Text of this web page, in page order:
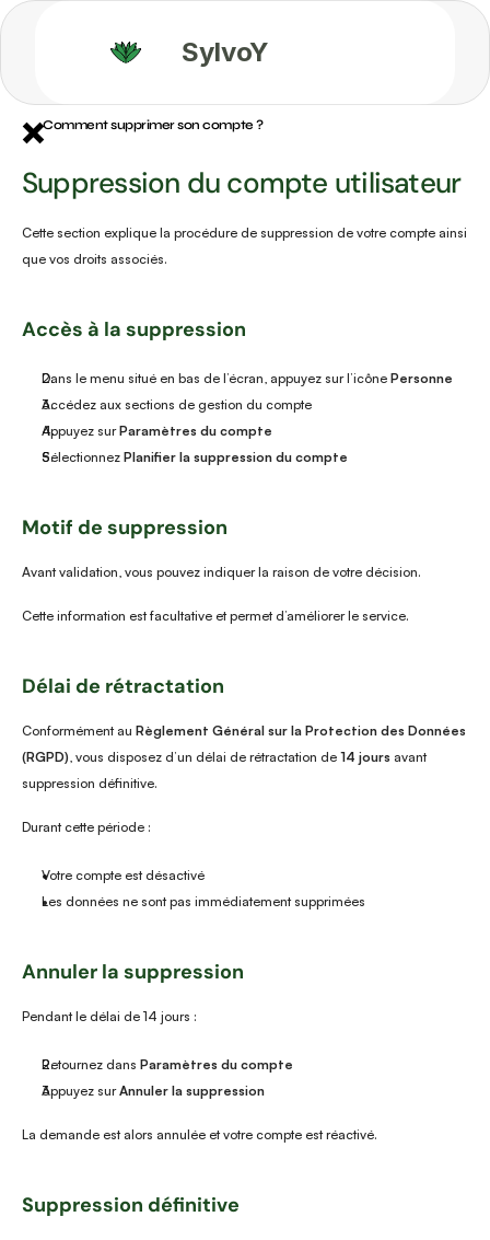
SylvoY
❌Comment supprimer son compte ?
Suppression du compte utilisateur
Cette section explique la procédure de suppression de votre compte ainsi
que vos droits associés.
Accès à la suppression
Dans le menu situé en bas de l’écran, appuyez sur l’icône Personne
Accédez aux sections de gestion du compte
Appuyez sur Paramètres du compte
Sélectionnez Planifier la suppression du compte
Motif de suppression
Avant validation, vous pouvez indiquer la raison de votre décision.
Cette information est facultative et permet d’améliorer le service.
Délai de rétractation
Conformément au Règlement Général sur la Protection des Données
(RGPD), vous disposez d’un délai de rétractation de 14 jours avant
suppression définitive.
Durant cette période :
Votre compte est désactivé
Les données ne sont pas immédiatement supprimées
Annuler la suppression
Pendant le délai de 14 jours :
Retournez dans Paramètres du compte
Appuyez sur Annuler la suppression
La demande est alors annulée et votre compte est réactivé.
Suppression définitive